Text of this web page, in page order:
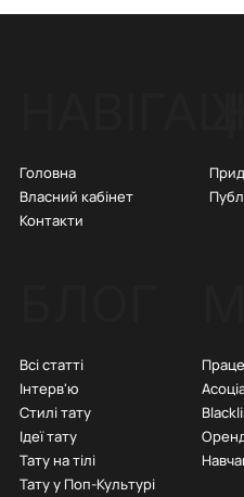
Головна
Власний кабінет
Контакти
Всі статті
Інтерв'ю
Стилі тату
Ідеї тату
Тату на тілі
Тату у Поп-Культурі